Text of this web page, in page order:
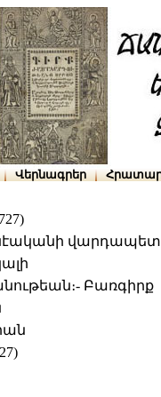
Վերնագրեր
Բառգիրք